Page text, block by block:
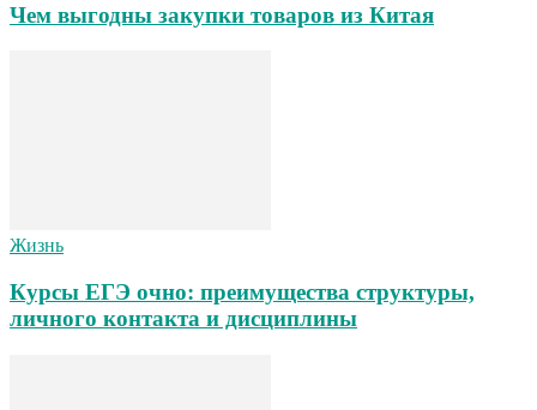
Чем выгодны закупки товаров из Китая
Жизнь
Курсы ЕГЭ очно: преимущества структуры,
личного контакта и дисциплины